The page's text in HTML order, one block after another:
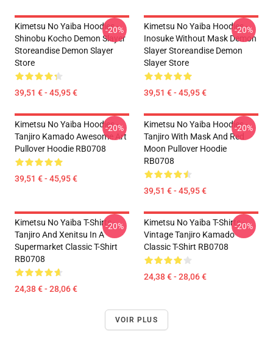
Kimetsu No Yaiba Hoodies -
Shinobu Kocho Demon Slayer
Storeandise Demon Slayer
Store
39,51 € - 45,95 €
-20%
Kimetsu No Yaiba Hoodies -
Inosuke Without Mask Demon
Slayer Storeandise Demon
Slayer Store
39,51 € - 45,95 €
-20%
Kimetsu No Yaiba Hoodies -
Tanjiro Kamado Awesome Art
Pullover Hoodie RB0708
39,51 € - 45,95 €
-20%
Kimetsu No Yaiba Hoodies -
Tanjiro With Mask And Red
Moon Pullover Hoodie
RB0708
39,51 € - 45,95 €
-20%
Kimetsu No Yaiba T-Shirts -
Tanjiro And Xenitsu In A
Supermarket Classic T-Shirt
RB0708
24,38 € - 28,06 €
-20%
Kimetsu No Yaiba T-Shirts -
Vintage Tanjiro Kamado
Classic T-Shirt RB0708
24,38 € - 28,06 €
-20%
VOIR PLUS